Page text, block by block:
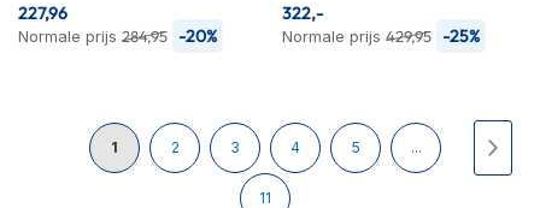
H
e
Normale prijs 284,95 -20%
227,96
Normale prijs 429,95 -25%
322,-
Pagina
U1 Pagina
2 Pagina
3 Pagina
4 Pagina
5 ...
Pagina
11